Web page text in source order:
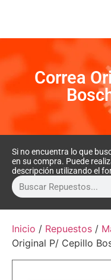
Correa
Si no encuentra lo que
en su compra. Puede
descripción utilizando el
Inicio / Repuestos /
Original P/ Cepillo